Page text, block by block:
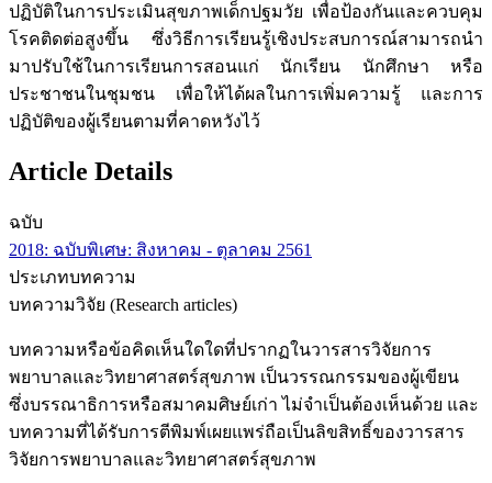
ปฏิบัติในการประเมินสุขภาพเด็กปฐมวัย เพื่อป้องกันและควบคุม
โรคติดต่อสูงขึ้น ซึ่งวิธีการเรียนรู้เชิงประสบการณ์สามารถนำ
มาปรับใช้ในการเรียนการสอนแก่ นักเรียน นักศึกษา หรือ
ประชาชนในชุมชน เพื่อให้ได้ผลในการเพิ่มความรู้ และการ
ปฏิบัติของผู้เรียนตามที่คาดหวังไว้
Article Details
ฉบับ
2018: ฉบับพิเศษ: สิงหาคม - ตุลาคม 2561
ประเภทบทความ
บทความวิจัย (Research articles)
บทความหรือข้อคิดเห็นใดใดที่ปรากฏในวารสารวิจัยการ
พยาบาลและวิทยาศาสตร์สุขภาพ เป็นวรรณกรรมของผู้เขียน
ซึ่งบรรณาธิการหรือสมาคมศิษย์เก่า ไม่จำเป็นต้องเห็นด้วย และ
บทความที่ได้รับการตีพิมพ์เผยแพร่ถือเป็นลิขสิทธิ์ของวารสาร
วิจัยการพยาบาลและวิทยาศาสตร์สุขภาพ